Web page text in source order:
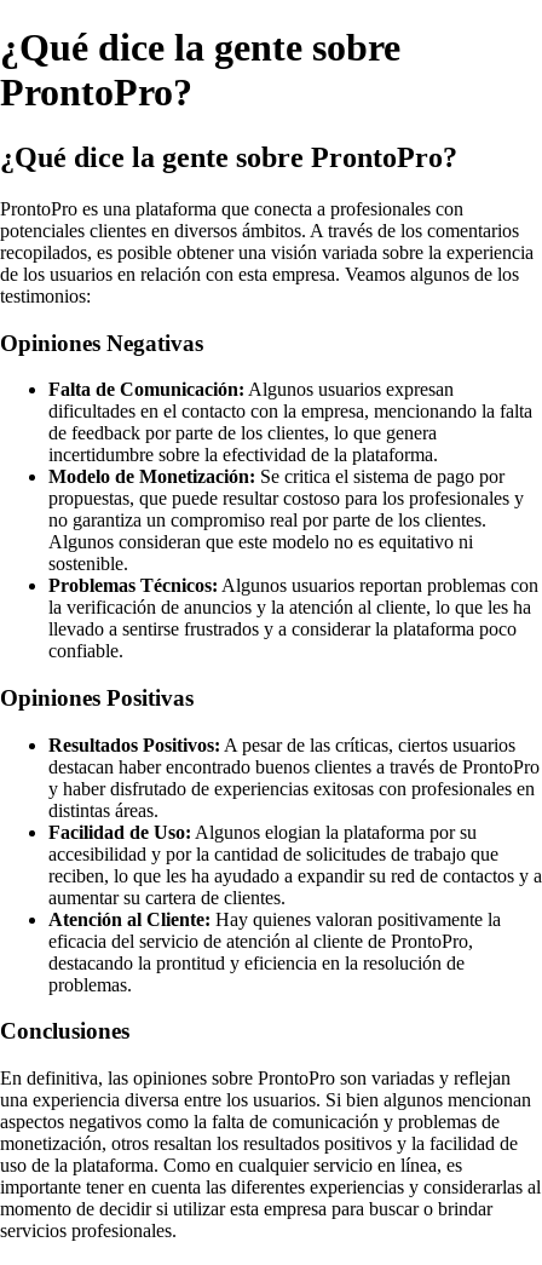
¿Qué dice la gente sobre
ProntoPro?
¿Qué dice la gente sobre ProntoPro?
ProntoPro es una plataforma que conecta a profesionales con
potenciales clientes en diversos ámbitos. A través de los comentarios
recopilados, es posible obtener una visión variada sobre la experiencia
de los usuarios en relación con esta empresa. Veamos algunos de los
testimonios:
Opiniones Negativas
Falta de Comunicación: Algunos usuarios expresan
dificultades en el contacto con la empresa, mencionando la falta
de feedback por parte de los clientes, lo que genera
incertidumbre sobre la efectividad de la plataforma.
Modelo de Monetización: Se critica el sistema de pago por
propuestas, que puede resultar costoso para los profesionales y
no garantiza un compromiso real por parte de los clientes.
Algunos consideran que este modelo no es equitativo ni
sostenible.
Problemas Técnicos: Algunos usuarios reportan problemas con
la verificación de anuncios y la atención al cliente, lo que les ha
llevado a sentirse frustrados y a considerar la plataforma poco
confiable.
Opiniones Positivas
Resultados Positivos: A pesar de las críticas, ciertos usuarios
destacan haber encontrado buenos clientes a través de ProntoPro
y haber disfrutado de experiencias exitosas con profesionales en
distintas áreas.
Facilidad de Uso: Algunos elogian la plataforma por su
accesibilidad y por la cantidad de solicitudes de trabajo que
reciben, lo que les ha ayudado a expandir su red de contactos y a
aumentar su cartera de clientes.
Atención al Cliente: Hay quienes valoran positivamente la
eficacia del servicio de atención al cliente de ProntoPro,
destacando la prontitud y eficiencia en la resolución de
problemas.
Conclusiones
En definitiva, las opiniones sobre ProntoPro son variadas y reflejan
una experiencia diversa entre los usuarios. Si bien algunos mencionan
aspectos negativos como la falta de comunicación y problemas de
monetización, otros resaltan los resultados positivos y la facilidad de
uso de la plataforma. Como en cualquier servicio en línea, es
importante tener en cuenta las diferentes experiencias y considerarlas al
momento de decidir si utilizar esta empresa para buscar o brindar
servicios profesionales.